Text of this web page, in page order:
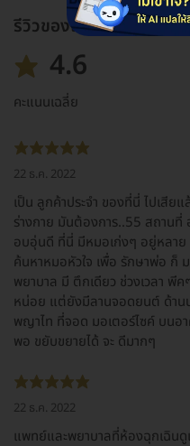
รีวิวของแพ็กเกจ
4.6
คะแนนเฉลี่ย
22 ธ.ค. 2022
เป็น ลูกค้าประจำ ของที่นี่ ไปเสีย
ร่างกาย มันต้องการ..55 สถานที่
อบอุ่นดี ที่นี่ มีหมอเก่งๆ อยู่หลาย
ค้นหาหมอหัวใจ เพื่อ รักษาพ่อ ก็
พยาบาล มี ตึกเดียว ช่วงเวลา พี
หน่อย แต่ยังมีลานจอดยนต์ ด้า
พญาไท ที่จอด มอเตอร์ไซค์ บนอ
พอ ขยับขยายได้ จะ ดีมากๆ
22 ธ.ค. 2022
แพทย์และพยาบาลที่ห้องฉุกเฉินดู